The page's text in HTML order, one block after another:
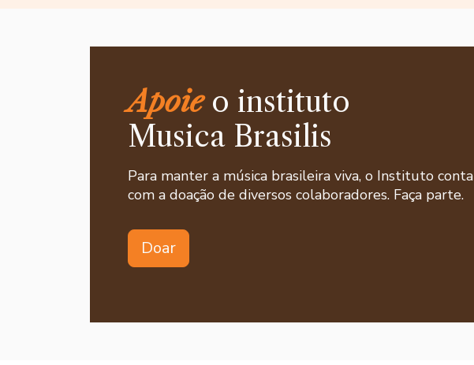
Apoieo instituto
Musica Brasilis
Para manter a música brasileira viva, o Instituto conta
com a doação de diversos colaboradores. Faça parte.
Doar